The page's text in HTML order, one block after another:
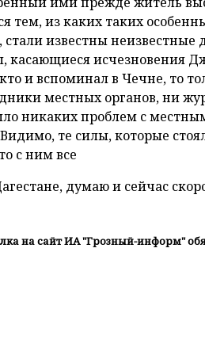
тем, из каких таких
известны неизвестные
касающиеся исчезновения
и вспоминал в Чечне, то
местных органов, ни
никаких проблем с
те силы, которые
с ним все
думаю и сейчас
на сайт ИА "Грозный-информ"